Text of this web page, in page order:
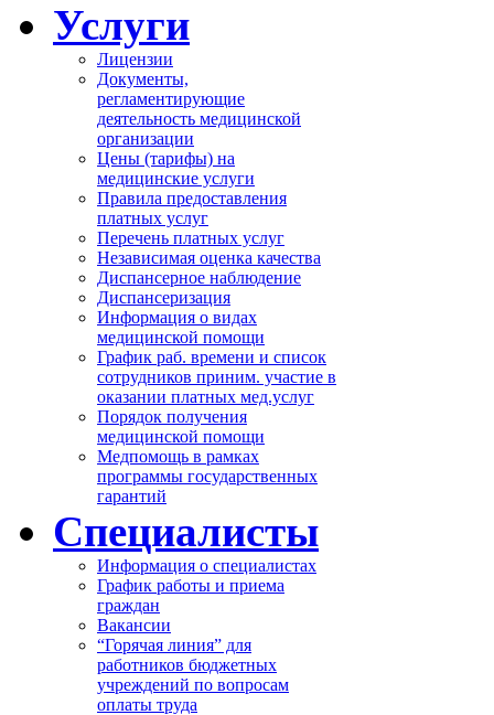
Услуги
Лицензии
Документы,
регламентирующие
деятельность медицинской
организации
Цены (тарифы) на
медицинские услуги
Правила предоставления
платных услуг
Перечень платных услуг
Независимая оценка качества
Диспансерное наблюдение
Диспансеризация
Информация о видах
медицинской помощи
График раб. времени и список
сотрудников приним. участие в
оказании платных мед.услуг
Порядок получения
медицинской помощи
Медпомощь в рамках
программы государственных
гарантий
Специалисты
Информация о специалистах
График работы и приема
граждан
Вакансии
“Горячая линия” для
работников бюджетных
учреждений по вопросам
оплаты труда